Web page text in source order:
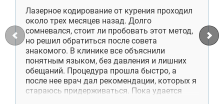
Лазерное кодирование от курения проходил
около трех месяцев назад. Долго
сомневался, стоит ли пробовать этот метод,
но решил обратиться после совета
знакомого. В клинике все объяснили
понятным языком, без давления и лишних
обещаний. Процедура прошла быстро, а
после нее врач дал рекомендации, которых я
стараюсь придерживаться. Пока удается